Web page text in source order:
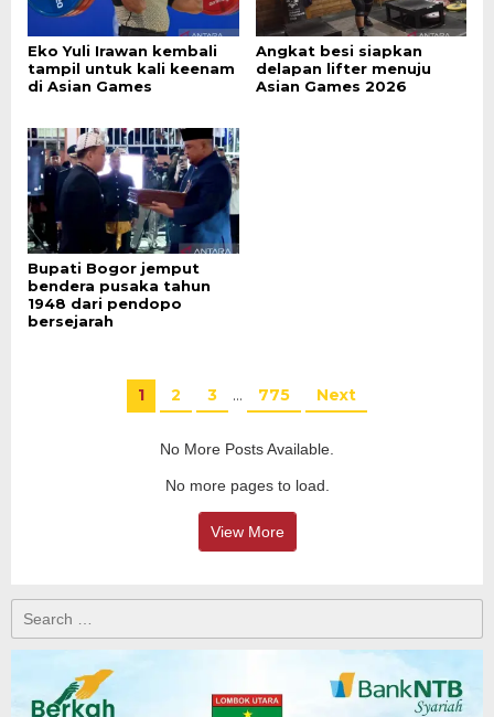
Eko Yuli Irawan kembali
tampil untuk kali keenam
di Asian Games
Angkat besi siapkan
delapan lifter menuju
Asian Games 2026
Bupati Bogor jemput
bendera pusaka tahun
1948 dari pendopo
bersejarah
1 2 3 … 775 Next
No More Posts Available.
No more pages to load.
View More
for: